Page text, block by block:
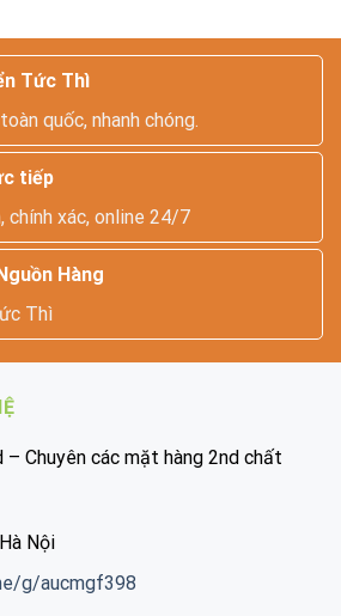
Tức Thì
quốc, nhanh chóng.
tiếp
chính xác, online 24/7
Hàng
Thì
Chuyên các mặt hàng 2nd chất
Nội
g/aucmgf398